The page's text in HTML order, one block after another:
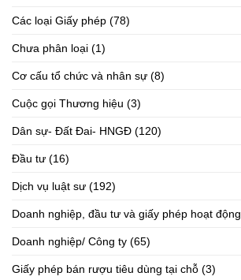
Các loại Giấy phép (78)
Chưa phân loại (1)
Cơ cấu tổ chức và nhân sự (8)
Cuộc gọi Thương hiệu (3)
Dân sự- Đất Đai- HNGĐ (120)
Đầu tư (16)
Dịch vụ luật sư (192)
Doanh nghiệp, đầu tư và giấy phép hoạt động
Doanh nghiệp/ Công ty (65)
Giấy phép bán rượu tiêu dùng tại chỗ (3)